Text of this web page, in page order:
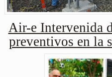
Air-e Intervenida
preventivos en la